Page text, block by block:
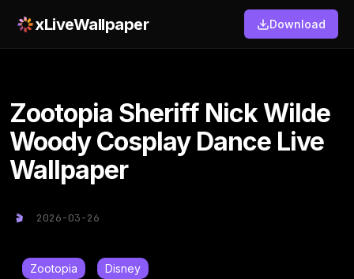
xLiveWallpaper Download
Zootopia Sheriff Nick Wilde
Woody Cosplay Dance Live
Wallpaper
2026-03-26
Zootopia Disney